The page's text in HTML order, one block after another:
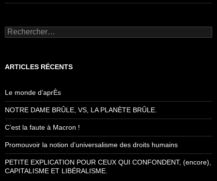
Rechercher :
ARTICLES RÉCENTS
Le monde d’aprÈs
NOTRE DAME BRÛLE, VS, LA PLANÈTE BRÛLE.
C’est la faute à Macron !
Promouvoir la notion d’universalisme des droits humains
PETITE EXPLICATION POUR CEUX QUI CONFONDENT, (encore),
CAPITALISME ET LIBÉRALISME.